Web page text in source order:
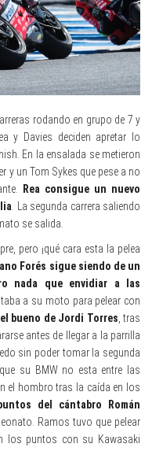
rodando en grupo de 7 y
y Davies deciden apretar lo
En la ensalada se metieron
y un Tom Sykes que pese a no
Rea consigue un nuevo
. La segunda carrera saliendo
se salida.
pero ¡qué cara esta la pelea
Forés sigue siendo de un
nada que envidiar a las
a su moto para pelear con
bueno de Jordi Torres , tras
antes de llegar a la parrilla
sin poder tomar la segunda
su BMW no esta entre las
el hombro tras la caída en los
del cántabro Román
Ramos tuvo que pelear
los puntos con su Kawasaki